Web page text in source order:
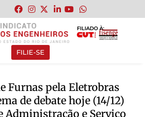
FILIADO À:
FILIE-SE
Furnas pela Eletrobras
de debate hoje (14/12)
Administração e Serviço